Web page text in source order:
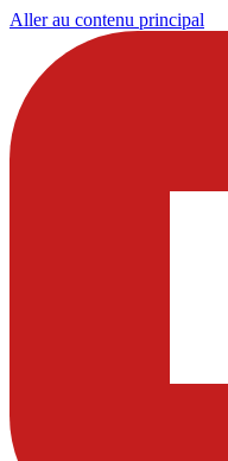
Aller au contenu principal